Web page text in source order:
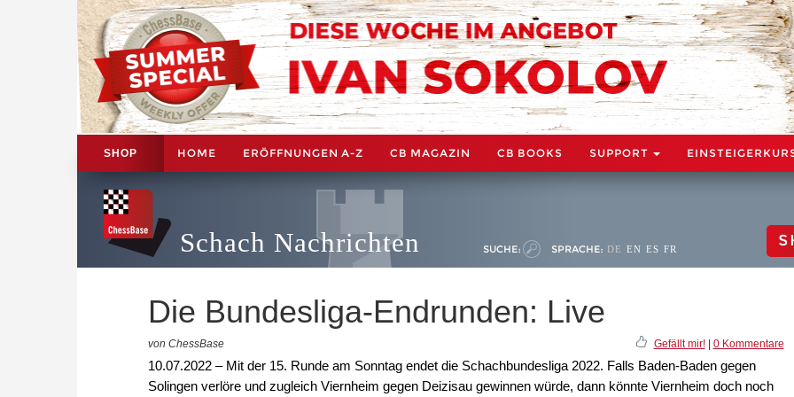
SHOP HOME ERÖFFNUNGEN A-Z CB MAGAZIN CB BOOKS SUPPORT
Schach Nachrichten SUCHE: SPRACHE: DE EN ES FR
Die Bundesliga-Endrunden: Live
von ChessBase Gefällt mir!| 0 Kommentare
10.07.2022 – Mit der 15. Runde am Sonntag endet die Schachbundesliga 2022. Falls Baden-Baden gegen
Solingen verlöre und zugleich Viernheim gegen Deizisau gewinnen würde, dann könnte Viernheim doch noch